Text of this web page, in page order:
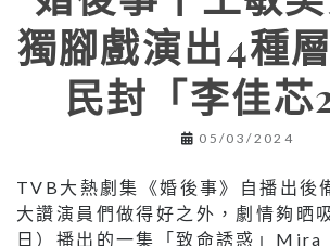
獨腳戲演出4種
民封「李佳芯
05/03/2024
TVB大熱劇集《婚後事》自播出後
大讚演員們做得好之外，劇情夠晒
日）播出的一集「致命誘惑」Mira